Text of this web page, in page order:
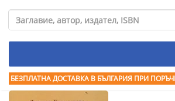
БЕЗПЛАТНА ДОСТАВКА В БЪЛГАРИЯ ПРИ